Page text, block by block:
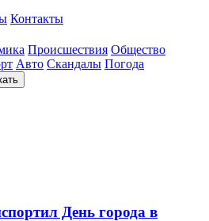
Контакты
Происшествия Общество
Авто Скандалы Погода
День города в